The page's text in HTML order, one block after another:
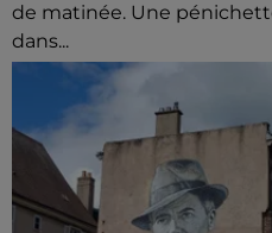
de matinée. Une
dans...